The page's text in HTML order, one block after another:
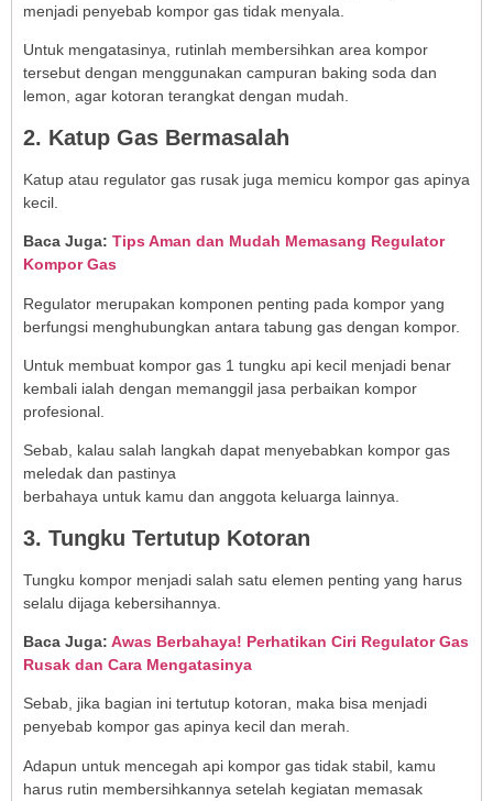
menjadi penyebab kompor gas tidak menyala.
Untuk mengatasinya, rutinlah membersihkan area kompor
tersebut dengan menggunakan campuran baking soda dan
lemon, agar kotoran terangkat dengan mudah.
2. Katup Gas Bermasalah
Katup atau regulator gas rusak juga memicu kompor gas apinya
kecil.
Baca Juga: Tips Aman dan Mudah Memasang Regulator
Kompor Gas
Regulator merupakan komponen penting pada kompor yang
berfungsi menghubungkan antara tabung gas dengan kompor.
Untuk membuat kompor gas 1 tungku api kecil menjadi benar
kembali ialah dengan memanggil jasa perbaikan kompor
profesional.
Sebab, kalau salah langkah dapat menyebabkan kompor gas
meledak dan pastinya
berbahaya untuk kamu dan anggota keluarga lainnya.
3. Tungku Tertutup Kotoran
Tungku kompor menjadi salah satu elemen penting yang harus
selalu dijaga kebersihannya.
Baca Juga: Awas Berbahaya! Perhatikan Ciri Regulator Gas
Rusak dan Cara Mengatasinya
Sebab, jika bagian ini tertutup kotoran, maka bisa menjadi
penyebab kompor gas apinya kecil dan merah.
Adapun untuk mencegah api kompor gas tidak stabil, kamu
harus rutin membersihkannya setelah kegiatan memasak